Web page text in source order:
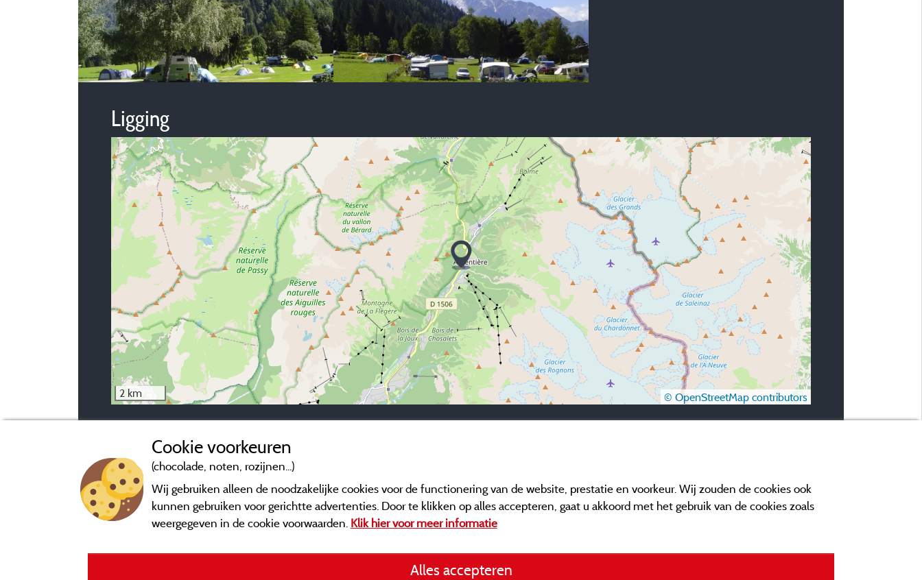
Ligging
2 km © OpenStreetMap contributors
Cookie voorkeuren
(chocolade, noten, rozijnen...)
Wij gebruiken alleen de noodzakelijke cookies voor de functionering van de website, prestatie en voorkeur. Wij zouden de cookies ook
kunnen gebruiken voor gerichtte advertenties. Door te klikken op alles accepteren, gaat u akkoord met het gebruik van de cookies zoals
weergegeven in de cookie voorwaarden. Klik hier voor meer informatie
Alles accepteren